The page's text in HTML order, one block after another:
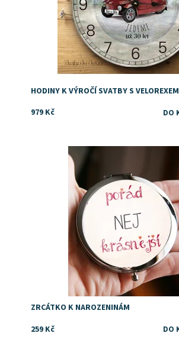
HODINY K VÝROČÍ SVATBY S VELOREXEM
979 Kč
Vtipný dárek k narozeninám
Dostupnost:
Skladem
DejDar
ZRCÁTKO K NAROZENINÁM
259 Kč